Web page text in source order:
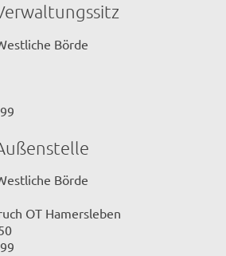
Börde
Börde
OT Hamersleben